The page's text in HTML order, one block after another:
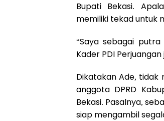
Bupati Bekasi.
memiliki tekad untuk
“Saya sebagai
Kader PDI
Dikatakan Ade, tidak
anggota DPRD
Bekasi. Pasalnya,
siap mengambil